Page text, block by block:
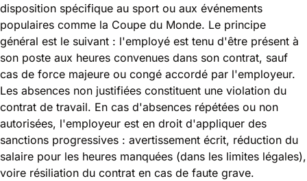
disposition spécifique au sport ou aux événements
populaires comme la Coupe du Monde. Le principe
général est le suivant : l'employé est tenu d'être présent à
son poste aux heures convenues dans son contrat, sauf
cas de force majeure ou congé accordé par l'employeur.
Les absences non justifiées constituent une violation du
contrat de travail. En cas d'absences répétées ou non
autorisées, l'employeur est en droit d'appliquer des
sanctions progressives : avertissement écrit, réduction du
salaire pour les heures manquées (dans les limites légales),
voire résiliation du contrat en cas de faute grave.